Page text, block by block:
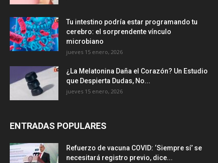
Tu intestino podría estar programando tu
cerebro: el sorprendente vínculo
microbiano
jueves 15 enero, 2026
¿La Melatonina Daña el Corazón? Un Estudio
que Despierta Dudas, No...
jueves 15 enero, 2026
ENTRADAS POPULARES
Refuerzo de vacuna COVID: ‘Siempre sí’ se
necesitará registro previo, dice...